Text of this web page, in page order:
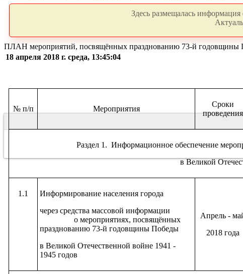
Здесь размещалась
ПЛАН мероприятий, посвящённых празднованию 73-й годовщины
18 апреля 2018 г. среда, 13:45:04
№ п/п Мероприятия
Сроки
проведения
Раздел 1. Информационное обеспечение
в Великой
1.1
Информирование населения города
через средства массовой информации
о мероприятиях, посвящённых
празднованию 73-й годовщины Победы
в Великой Отечественной войне 1941-
1945 годов
Апрель -
2018 года